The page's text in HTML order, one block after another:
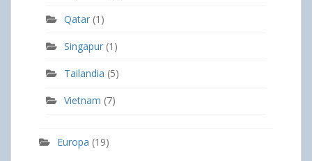
Qatar (1)
Singapur (1)
Tailandia (5)
Vietnam (7)
Europa (19)